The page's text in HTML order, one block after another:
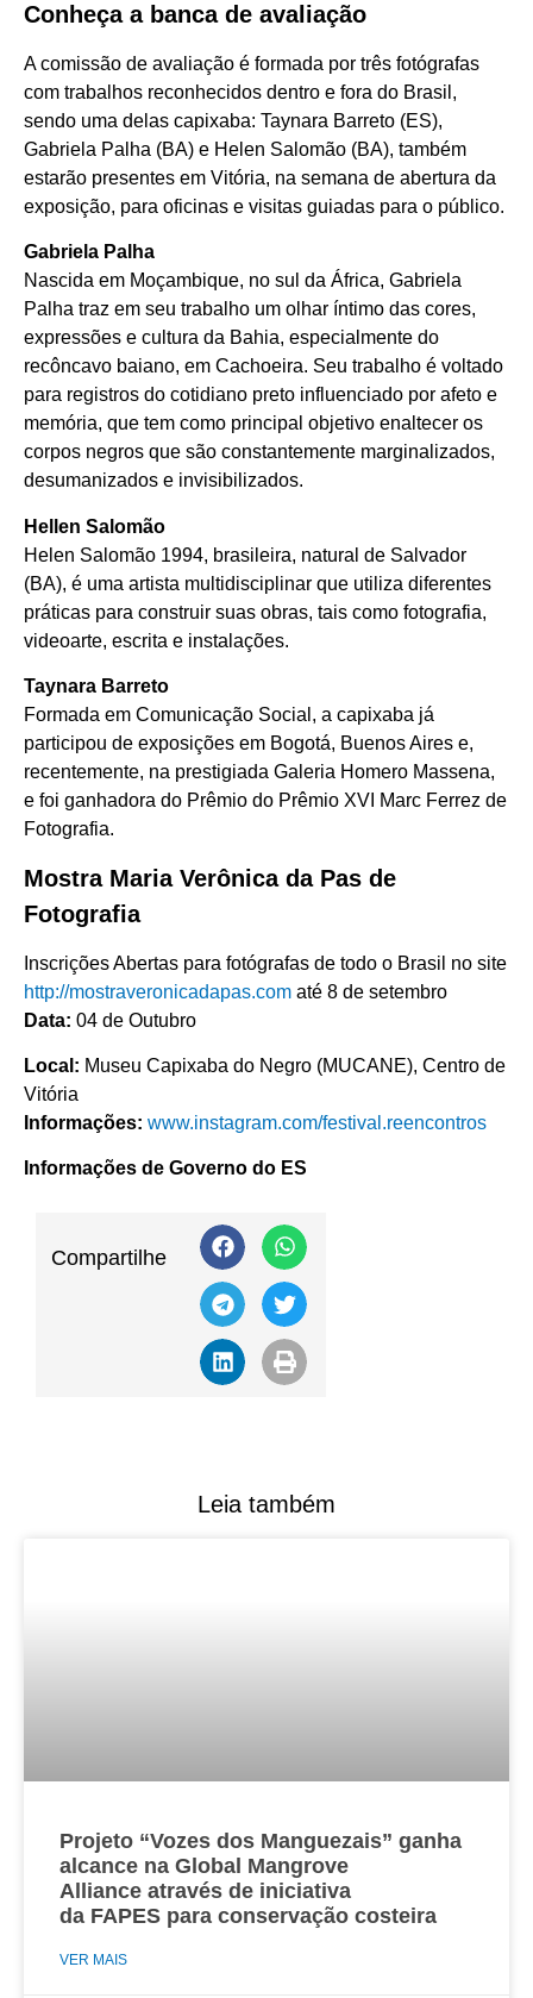
Conheça a banca de avaliação
A comissão de avaliação é formada por três fotógrafas
com trabalhos reconhecidos dentro e fora do Brasil,
sendo uma delas capixaba: Taynara Barreto (ES),
Gabriela Palha (BA) e Helen Salomão (BA), também
estarão presentes em Vitória, na semana de abertura da
exposição, para oficinas e visitas guiadas para o público.
Gabriela Palha
Nascida em Moçambique, no sul da África, Gabriela
Palha traz em seu trabalho um olhar íntimo das cores,
expressões e cultura da Bahia, especialmente do
recôncavo baiano, em Cachoeira. Seu trabalho é voltado
para registros do cotidiano preto influenciado por afeto e
memória, que tem como principal objetivo enaltecer os
corpos negros que são constantemente marginalizados,
desumanizados e invisibilizados.
Hellen Salomão
Helen Salomão 1994, brasileira, natural de Salvador
(BA), é uma artista multidisciplinar que utiliza diferentes
práticas para construir suas obras, tais como fotografia,
videoarte, escrita e instalações.
Taynara Barreto
Formada em Comunicação Social, a capixaba já
participou de exposições em Bogotá, Buenos Aires e,
recentemente, na prestigiada Galeria Homero Massena,
e foi ganhadora do Prêmio do Prêmio XVI Marc Ferrez de
Fotografia.
Mostra Maria Verônica da Pas de
Fotografia
Inscrições Abertas para fotógrafas de todo o Brasil no site
http://mostraveronicadapas.com até 8 de setembro
Data: 04 de Outubro
Local: Museu Capixaba do Negro (MUCANE), Centro de
Vitória
Informações: www.instagram.com/festival.reencontros
Informações de Governo do ES
Compartilhe
Leia também
Projeto “Vozes dos Manguezais” ganha
alcance na Global Mangrove
Alliance através de iniciativa
da FAPES para conservação costeira
VER MAIS